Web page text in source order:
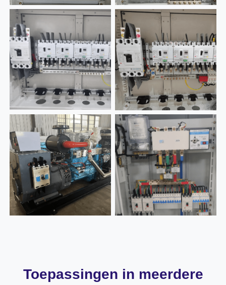
Toepassingen in meerdere